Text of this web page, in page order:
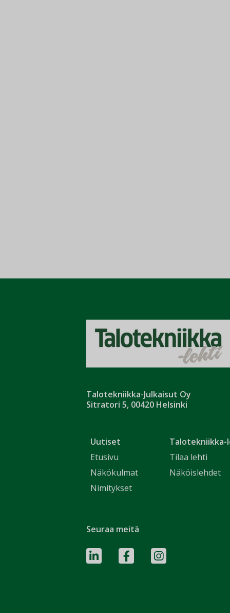
Talotekniikka-Julkaisut Oy
Sitratori 5, 00420 Helsinki
Uutiset
Etusivu
Näkökulmat
Nimitykset
Tilaa lehti
Näköislehdet
Seuraa meitä